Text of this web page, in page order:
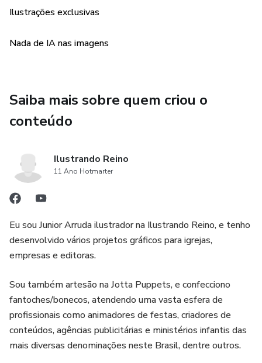
Ilustrações exclusivas
Nada de IA nas imagens
Saiba mais sobre quem criou o
conteúdo
Ilustrando Reino
11 Ano Hotmarter
Eu sou Junior Arruda ilustrador na Ilustrando Reino, e tenho
desenvolvido vários projetos gráficos para igrejas,
empresas e editoras.
Sou também artesão na Jotta Puppets, e confecciono
fantoches/bonecos, atendendo uma vasta esfera de
profissionais como animadores de festas, criadores de
conteúdos, agências publicitárias e ministérios infantis das
mais diversas denominações neste Brasil, dentre outros.